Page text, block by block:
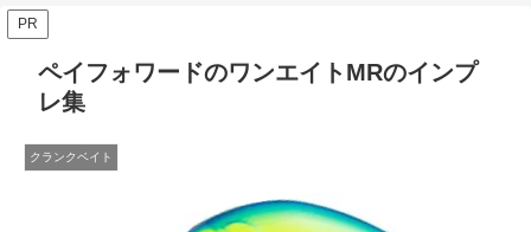
PR
ペイフォワードのワンエイトMRのインプ
レ集
クランクベイト